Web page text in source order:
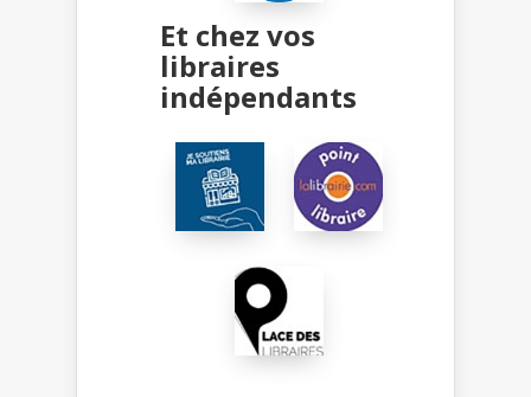
Et chez vos
libraires
indépendants